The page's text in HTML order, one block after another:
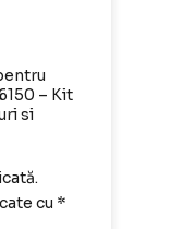
– Kit
si
cu *